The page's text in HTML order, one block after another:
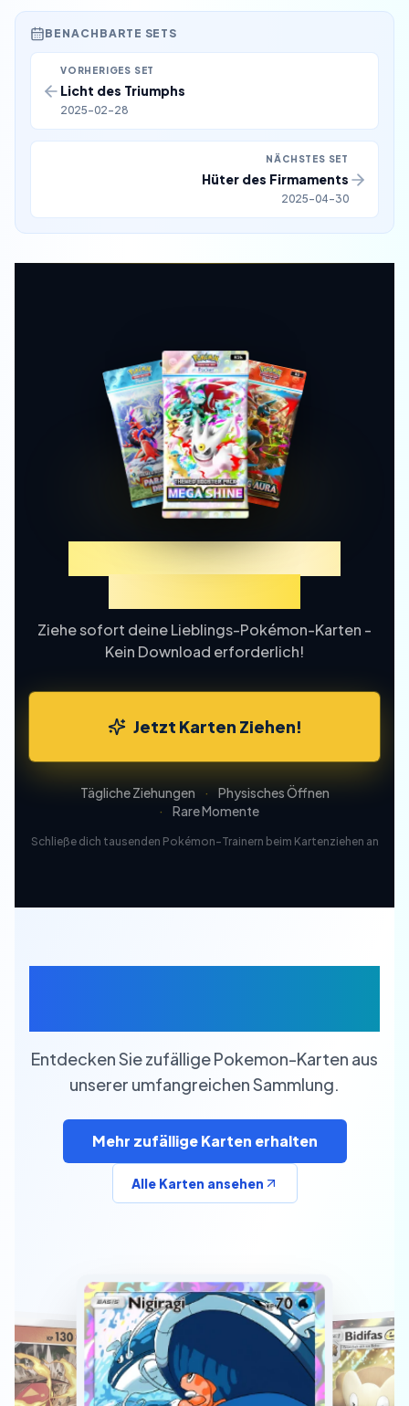
BENACHBARTE SETS
VORHERIGES SET
Licht des Triumphs
2025-02-28
NÄCHSTES SET
Hüter des Firmaments
2025-04-30
Erlebe TCGP Karten-
Ziehe sofort deine Lieblings-Pokémon-Karten -
Kein Download erforderlich!
Jetzt Karten Ziehen!
Tägliche Ziehungen ·
Physisches Öffnen
·
Rare Momente
Schließe dich tausenden Pokémon-Trainern beim Kartenziehen an
Entdecken Sie zufällige Pokemon-Karten aus
unserer umfangreichen Sammlung.
Mehr zufällige Karten erhalten
Alle Karten ansehen